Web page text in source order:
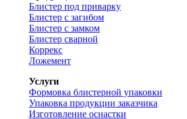
Блистер под приварку
Блистер с загибом
Блистер с замком
Блистер сварной
Коррекс
Ложемент
Услуги
Формовка блистерной упаковки
Упаковка продукции заказчика
Изготовление оснастки